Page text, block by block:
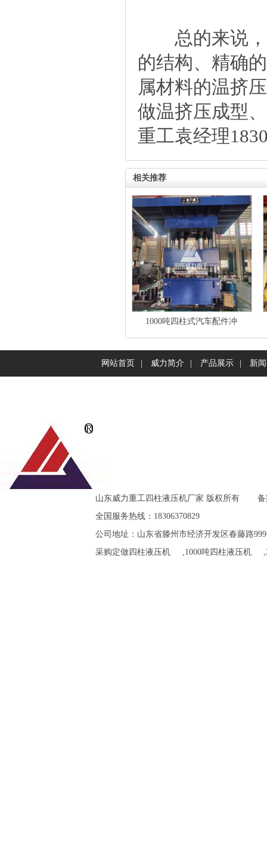
总的来说，
的结构、精确
属材料的温挤
做温挤压成型
重工袁经理
相关推荐
1000吨四柱式汽车配件冲
网站首页 威力简介 产品展示 新
山东威力重工四柱液压机厂家 版权所有
全国服务热线：18306370829
公司地址：山东省滕州市经济开发区春藤路
采购定做四柱液压机 ,1000吨四柱液压机 ,